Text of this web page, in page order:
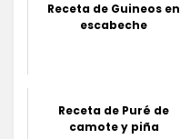
Receta de Guineos en
escabeche
Receta de Puré de
camote y piña